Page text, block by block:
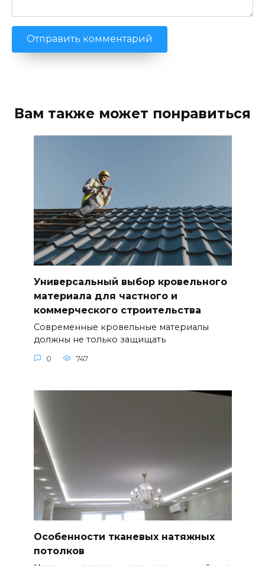
Вам также может понравиться
Универсальный выбор кровельного
материала для частного и
коммерческого строительства
Современные кровельные материалы
должны не только защищать
0 747
Особенности тканевых натяжных
потолков